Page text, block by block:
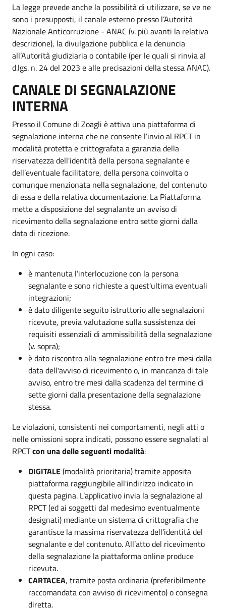
La legge prevede anche la possibilità di utilizzare, se ve ne
sono i presupposti, il canale esterno presso l’Autorità
Nazionale Anticorruzione - ANAC (v. più avanti la relativa
descrizione), la divulgazione pubblica e la denuncia
all’Autorità giudiziaria o contabile (per le quali si rinvia al
d.lgs. n. 24 del 2023 e alle precisazioni della stessa ANAC).
CANALE DI SEGNALAZIONE
INTERNA
Presso il Comune di Zoagli è attiva una piattaforma di
segnalazione interna che ne consente l’invio al RPCT in
modalità protetta e crittografata a garanzia della
riservatezza dell'identità della persona segnalante e
dell’eventuale facilitatore, della persona coinvolta o
comunque menzionata nella segnalazione, del contenuto
di essa e della relativa documentazione. La Piattaforma
mette a disposizione del segnalante un avviso di
ricevimento della segnalazione entro sette giorni dalla
data di ricezione.
In ogni caso:
è mantenuta l’interlocuzione con la persona
segnalante e sono richieste a quest'ultima eventuali
integrazioni;
è dato diligente seguito istruttorio alle segnalazioni
ricevute, previa valutazione sulla sussistenza dei
requisiti essenziali di ammissibilità della segnalazione
(v. sopra);
è dato riscontro alla segnalazione entro tre mesi dalla
data dell'avviso di ricevimento o, in mancanza di tale
avviso, entro tre mesi dalla scadenza del termine di
sette giorni dalla presentazione della segnalazione
stessa.
Le violazioni, consistenti nei comportamenti, negli atti o
nelle omissioni sopra indicati, possono essere segnalati al
RPCTcon una delle seguenti modalità:
DIGITALE(modalità prioritaria) tramite apposita
piattaforma raggiungibile all'indirizzo indicato in
questa pagina. L’applicativo invia la segnalazione al
RPCT (ed ai soggetti dal medesimo eventualmente
designati) mediante un sistema di crittografia che
garantisce la massima riservatezza dell’identità del
segnalante e del contenuto. All’atto del ricevimento
della segnalazione la piattaforma online produce
ricevuta.
CARTACEA, tramite posta ordinaria (preferibilmente
raccomandata con avviso di ricevimento) o consegna
diretta.